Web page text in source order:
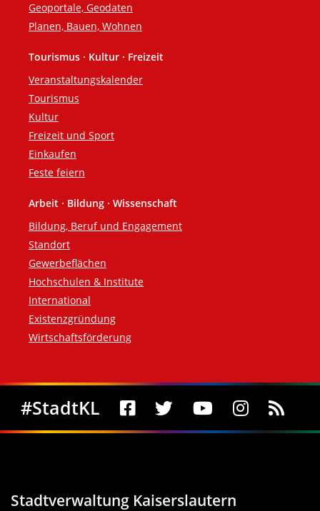
Geoportale, Geodaten
Planen, Bauen, Wohnen
Tourismus · Kultur · Freizeit
Veranstaltungskalender
Tourismus
Kultur
Freizeit und Sport
Einkaufen
Feste feiern
Arbeit · Bildung · Wissenschaft
Bildung, Beruf und Engagement
Standort
Gewerbeflächen
Hochschulen & Institute
International
Existenzgründung
Wirtschaftsförderung
Social Media
#StadtKL
Stadtverwaltung Kaiserslautern